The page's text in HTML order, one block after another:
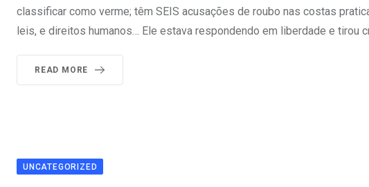
classificar como verme; têm SEIS acusações de roubo nas costas
leis, e direitos humanos… Ele estava respondendo em liberdade e tirou
READ MORE
UNCATEGORIZED